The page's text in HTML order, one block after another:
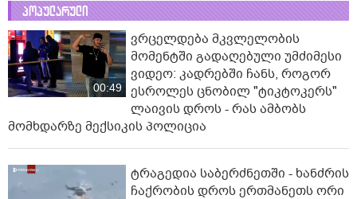
პოპულარული
00:49
ვრცელდება მკვლელობის
მომენტში გადაღებული უმძიმესი
ვიდეო: კადრებში ჩანს, როგორ
ესროლეს ცნობილ "ტიკტოკერს"
ლაივის დროს - რას ამბობს
მომხდარზე მექსიკის პოლიცია
ტრაგედია საბერძნეთში - ხანძრის
ჩაქრობის დროს ერთმანეთს ორი